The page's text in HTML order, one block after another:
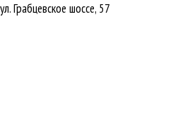
ул. Грабцевское шоссе, 57